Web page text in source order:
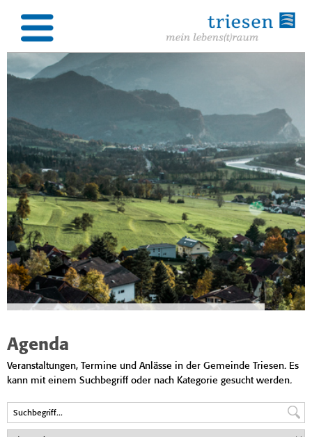
Agenda
Veranstaltungen, Termine und Anlässe in der Gemeinde Triesen. Es
kann mit einem Suchbegriff oder nach Kategorie gesucht werden.